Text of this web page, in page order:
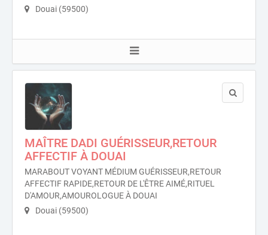
Douai (59500)
MAÎTRE DADI GUÉRISSEUR,RETOUR
AFFECTIF À DOUAI
MARABOUT VOYANT MÉDIUM GUÉRISSEUR,RETOUR
AFFECTIF RAPIDE,RETOUR DE L'ÊTRE AIMÉ,RITUEL
D'AMOUR,AMOUROLOGUE À DOUAI
Douai (59500)